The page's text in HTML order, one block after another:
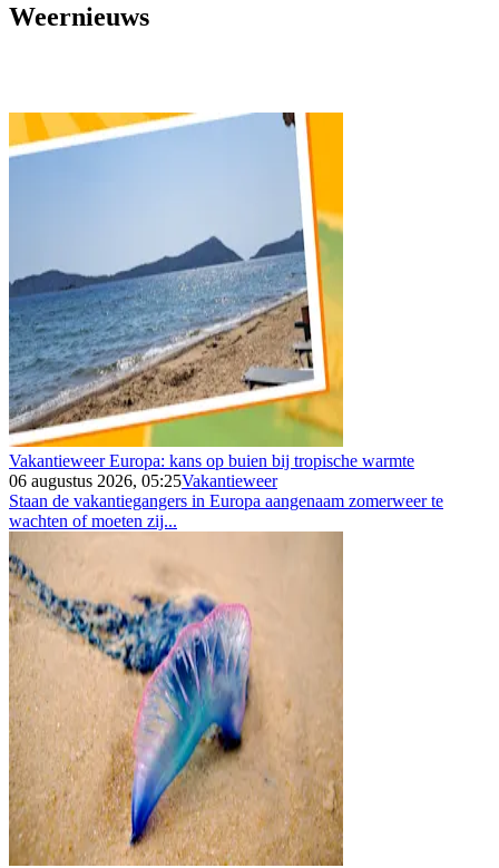
Weernieuws
Vakantieweer Europa: kans op buien bij tropische warmte
06 augustus 2026, 05:25Vakantieweer
Staan de vakantiegangers in Europa aangenaam zomerweer te
wachten of moeten zij...